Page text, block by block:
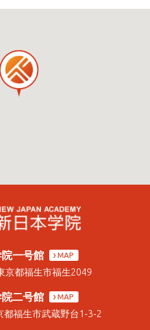
一号館 MAP
京都福生市福生2049
二号館 MAP
都福生市武蔵野台1-3-2